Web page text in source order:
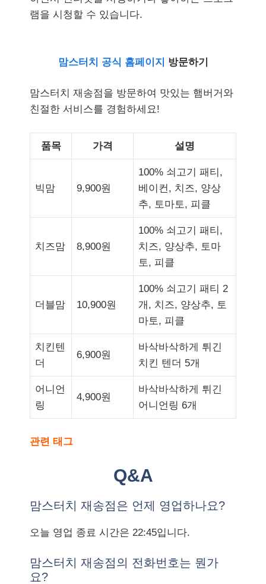
램을 시청할 수 있습니다.
맘스터치 공식 홈페이지 방문하기
맘스터치 재송점을 방문하여 맛있는 햄버거와
친절한 서비스를 경험하세요!
품목 가격 설명
빅맘 9,900원
100% 쇠고기 패티,
베이컨, 치즈, 양상
추, 토마토, 피클
치즈맘 8,900원
100% 쇠고기 패티,
치즈, 양상추, 토마
토, 피클
더블맘 10,900원
100% 쇠고기 패티 2
개, 치즈, 양상추, 토
마토, 피클
치킨텐
더
6,900원
바삭바삭하게 튀긴
치킨 텐더 5개
어니언
링
4,900원
바삭바삭하게 튀긴
어니언링 6개
관련 태그
Q&A
맘스터치 재송점은 언제 영업하나요?
오늘 영업 종료 시간은 22:45입니다.
맘스터치 재송점의 전화번호는 뭔가
요?